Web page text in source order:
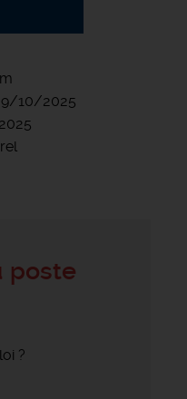
10/2025
poste
?